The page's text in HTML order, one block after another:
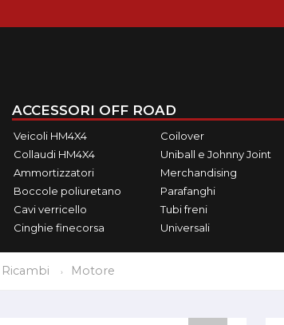
ACCESSORI OFF ROAD
Veicoli HM4X4
Collaudi HM4X4
Ammortizzatori
Boccole poliuretano
Cavi verricello
Cinghie finecorsa
Coilover
Uniball e Johnny Joint
Merchandising
Parafanghi
Tubi freni
Universali
Ricambi Motore